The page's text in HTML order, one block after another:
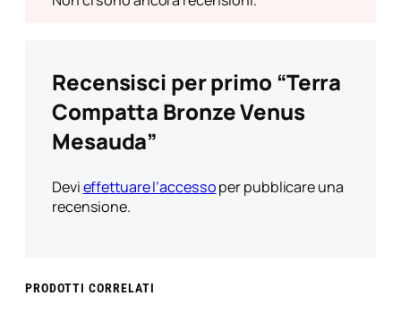
Recensisci per primo “Terra
Compatta Bronze Venus
Mesauda”
Devieffettuare l’accessoper pubblicare una
recensione.
PRODOTTI CORRELATI